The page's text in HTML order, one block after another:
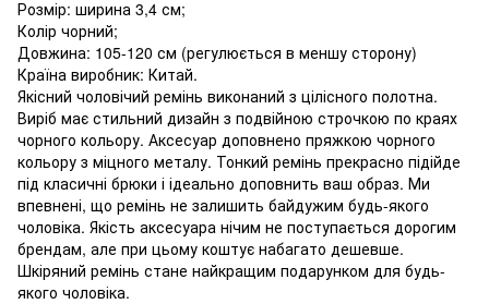
Розмір: ширина 3,4 см;
Колір чорний;
Довжина: 105-120 см (регулюється в меншу сторону)
Країна виробник: Китай.
Якісний чоловічий ремінь виконаний з цілісного полотна.
Виріб має стильний дизайн з подвійною строчкою по краях
чорного кольору. Аксесуар доповнено пряжкою чорного
кольору з міцного металу. Тонкий ремінь прекрасно підійде
під класичні брюки і ідеально доповнить ваш образ. Ми
впевнені, що ремінь не залишить байдужим будь-якого
чоловіка. Якість аксесуара нічим не поступається дорогим
брендам, але при цьому коштує набагато дешевше.
Шкіряний ремінь стане найкращим подарунком для будь-
якого чоловіка.